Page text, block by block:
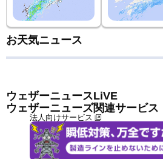
お天気ニュース
ウェザーニュースLiVE
ウェザーニューズ関連サービス
法人向けサービス